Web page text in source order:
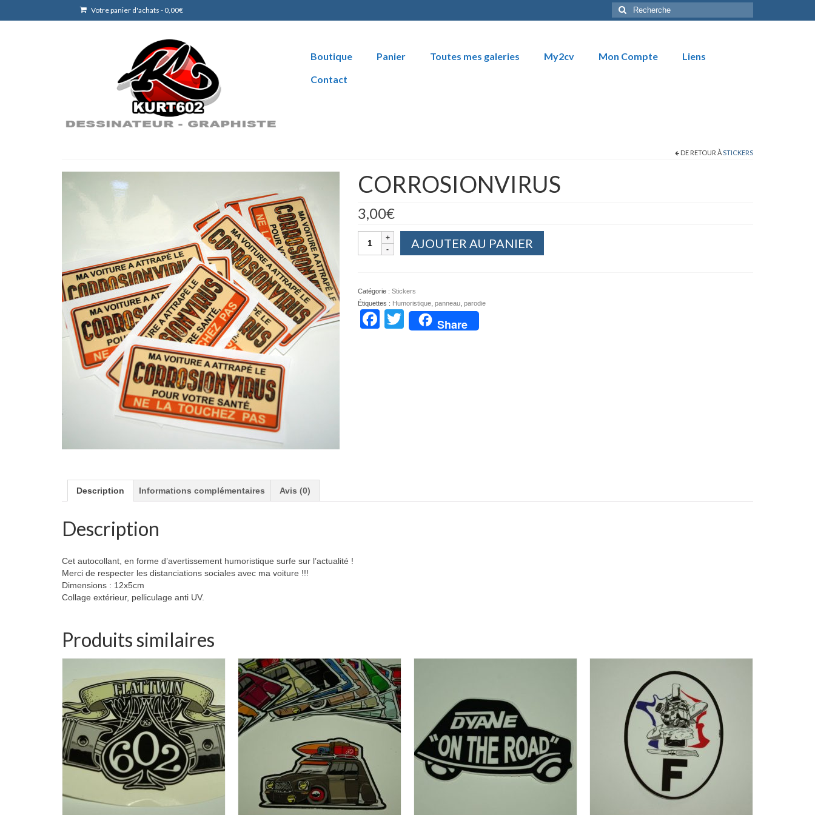
Votre panier d'achats - 0,00€
Rechercher
:
Boutique Panier Toutes mes galeries My2cv Mon Compte
Liens
Contact
DE RETOUR ÀSTICKERS
CORROSIONVIRUS
3,00€
quantité
AJOUTER AU PANIER
Catégorie : Stickers
Étiquettes : Humoristique, panneau, parodie
Facebook
Twitter
Share
Description Informations complémentaires Avis (0)
Description
Cet autocollant, en forme d’avertissement humoristique surfe sur l’actualité !
Merci de respecter les distanciations sociales avec ma voiture !!!
Dimensions : 12x5cm
Collage extérieur, pelliculage anti UV.
Produits similaires